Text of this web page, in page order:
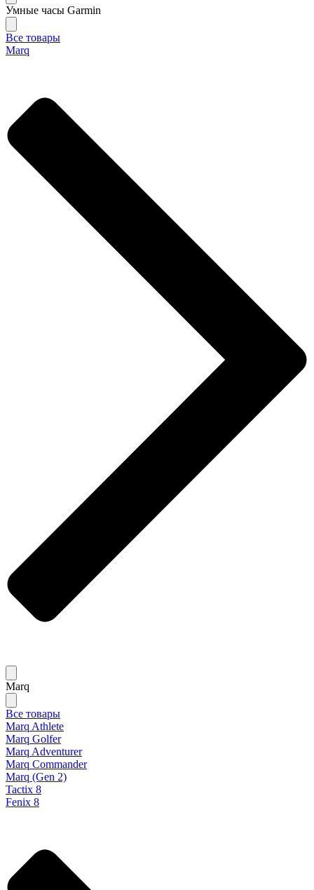
Умные часы Garmin
Все товары
Marq
Marq
Все товары
Marq Athlete
Marq Golfer
Marq Adventurer
Marq Commander
Marq (Gen 2)
Tactix 8
Fenix 8